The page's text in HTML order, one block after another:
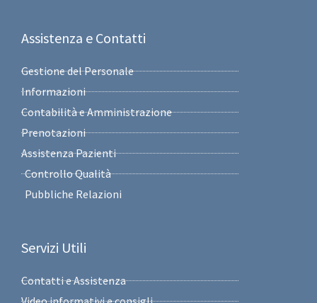
Assistenza e Contatti
Gestione del Personale
Informazioni
Contabilità e Amministrazione
Prenotazioni
Assistenza Pazienti
Controllo Qualità
Pubbliche Relazioni
Servizi Utili
Contatti e Assistenza